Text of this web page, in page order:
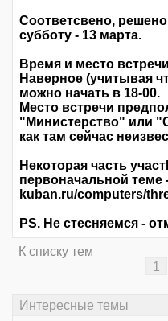
Соответсвено,
субботу - 13 марта.
Время и место
Наверное (учитывая
можно начать в 18-00.
Место встречи
"Министерство" или
как там сейчас
Некоторая часть
первоначальной теме
kuban.ru/computers/
PS. Не стесняемся -
К списку тем
1
Интересные темы